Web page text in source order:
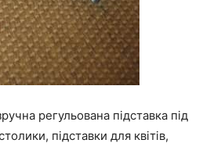
регульована підставка під
підставки для квітів,